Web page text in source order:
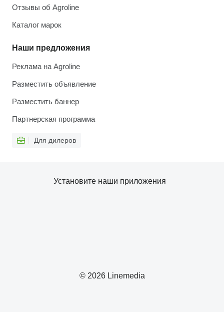
Отзывы об Agroline
Каталог марок
Наши предложения
Реклама на Agroline
Разместить объявление
Разместить баннер
Партнерская программа
Для дилеров
© 2026 Linemedia
Установите наши приложения